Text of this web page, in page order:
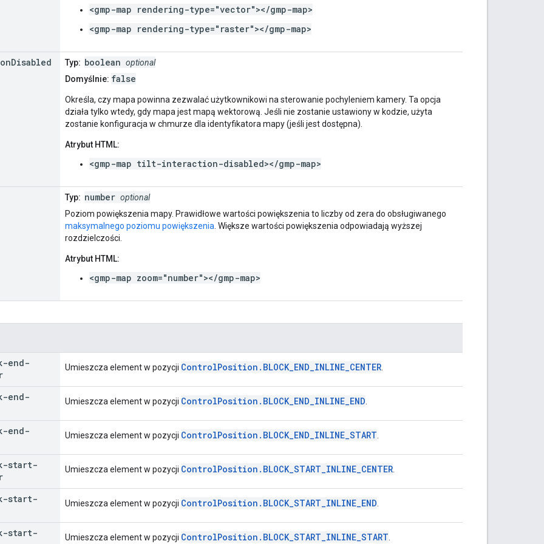
<gmp-map rendering-type="vector"></gmp-map>
<gmp-map rendering-type="raster"></gmp-map>
Disabled Typ: boolean optional
Domyślnie: false
Określa, czy mapa powinna zezwalać użytkownikowi na sterowanie pochyleniem kamery. Ta opcja
działa tylko wtedy, gdy mapa jest mapą wektorową. Jeśli nie zostanie ustawiony w kodzie, użyta
zostanie konfiguracja w chmurze dla identyfikatora mapy (jeśli jest dostępna).
Atrybut HTML:
<gmp-map tilt-interaction-disabled></gmp-map>
Typ: number optional
Poziom powiększenia mapy. Prawidłowe wartości powiększenia to liczby od zera do obsługiwanego
maksymalnego poziomu powiększenia . Większe wartości powiększenia odpowiadają wyższej
rozdzielczości.
Atrybut HTML:
<gmp-map zoom="number"></gmp-map>
end-
Umieszcza element w pozycji ControlPosition.BLOCK_END_INLINE_CENTER
end-
Umieszcza element w pozycji ControlPosition.BLOCK_END_INLINE_END
end-
Umieszcza element w pozycji ControlPosition.BLOCK_END_INLINE_START
start-
Umieszcza element w pozycji ControlPosition.BLOCK_START_INLINE_CENTER
start-
Umieszcza element w pozycji ControlPosition.BLOCK_START_INLINE_END
start-
Umieszcza element w pozycji ControlPosition.BLOCK_START_INLINE_START